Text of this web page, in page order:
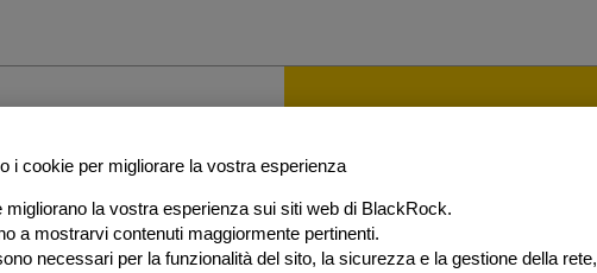
i cookie per migliorare la vostra esperienza
migliorano la vostra esperienza sui siti web di BlackRock.
a mostrarvi contenuti maggiormente pertinenti.
necessari per la funzionalità del sito, la sicurezza e la gestione della rete,